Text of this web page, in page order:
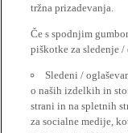
tržna prizadevanja.
Če s spodnjim
piškotke za sledenje
Sledeni /
o naših izdelkih in
strani in na spletnih
za socialne medije,